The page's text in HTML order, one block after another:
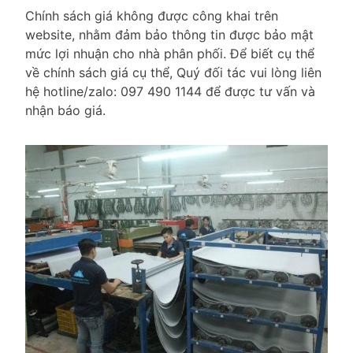
Chính sách giá không được công khai trên
website, nhằm đảm bảo thông tin được bảo mật
mức lợi nhuận cho nhà phân phối. Để biết cụ thể
về chính sách giá cụ thể, Quý đối tác vui lòng liên
hệ hotline/zalo: 097 490 1144 để được tư vấn và
nhận báo giá.